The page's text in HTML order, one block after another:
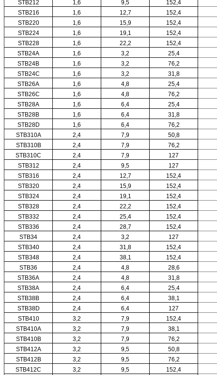
STB212
1,6 9,5
152,4
STB216
1,6 12,7
152,4
STB220
1,6 15,9
152,4
STB224
1,6 19,1
152,4
STB228
1,6 22,2
152,4
STB24A
1,6 3,2
25,4
STB24B
1,6 3,2
76,2
STB24C
1,6 3,2
31,8
STB26A
1,6 4,8
25,4
STB26C
1,6 4,8
76,2
STB28A
1,6 6,4
25,4
STB28B
1,6 6,4
31,8
STB28D
1,6 6,4
76,2
STB310A
2,4 7,9
50,8
STB310B
2,4 7,9
76,2
STB310C
2,4 7,9
127
STB312
2,4 9,5
127
STB316
2,4 12,7
152,4
STB320
2,4 15,9
152,4
STB324
2,4 19,1
152,4
STB328
2,4 22,2
152,4
STB332
2,4 25,4
152,4
STB336
2,4 28,7
152,4
STB34
2,4 3,2
127
STB340
2,4 31,8
152,4
STB348
2,4 38,1
152,4
STB36
2,4 4,8
28,6
STB36A
2,4 4,8
31,8
STB38A
2,4 6,4
25,4
STB38B
2,4 6,4
38,1
STB38D
2,4 6,4
127
STB410
3,2 7,9
152,4
STB410A
3,2 7,9
38,1
STB410B
3,2 7,9
76,2
STB412A
3,2 9,5
50,8
STB412B
3,2 9,5
76,2
STB412C
3,2 9,5 152,4